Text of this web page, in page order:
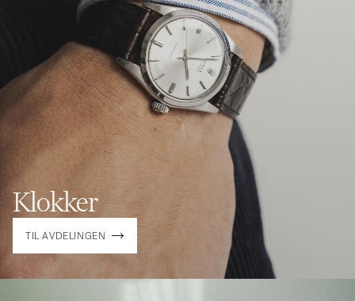
Klokker
TIL AVDELINGEN